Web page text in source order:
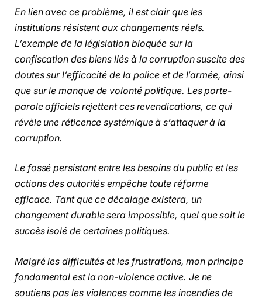
En lien avec ce problème, il est clair que les
institutions résistent aux changements réels.
L’exemple de la législation bloquée sur la
confiscation des biens liés à la corruption suscite des
doutes sur l’efficacité de la police et de l’armée, ainsi
que sur le manque de volonté politique. Les porte-
parole officiels rejettent ces revendications, ce qui
révèle une réticence systémique à s’attaquer à la
corruption.
Le fossé persistant entre les besoins du public et les
actions des autorités empêche toute réforme
efficace. Tant que ce décalage existera, un
changement durable sera impossible, quel que soit le
succès isolé de certaines politiques.
Malgré les difficultés et les frustrations, mon principe
fondamental est la non-violence active. Je ne
soutiens pas les violences comme les incendies de